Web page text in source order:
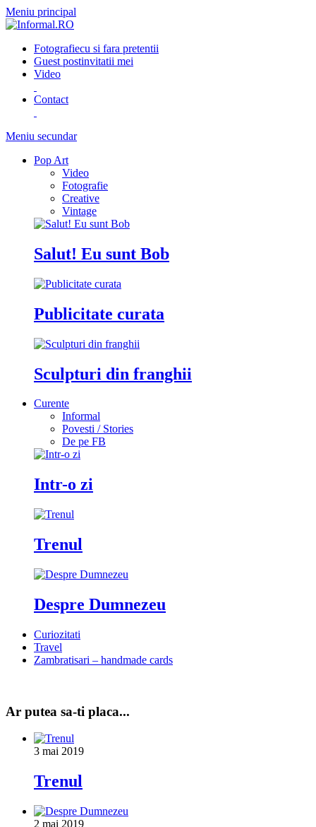
Meniu principal
Fotografiecu si fara pretentii
Guest postinvitatii mei
Video
Contact
Meniu secundar
Pop Art
Video
Fotografie
Creative
Vintage
Salut! Eu sunt Bob
Publicitate curata
Sculpturi din franghii
Curente
Informal
Povesti / Stories
De pe FB
Intr-o zi
Trenul
Despre Dumnezeu
Curiozitati
Travel
Zambratisari – handmade cards
Ar putea sa-ti placa...
3 mai 2019
Trenul
2 mai 2019